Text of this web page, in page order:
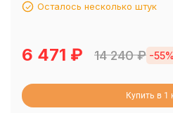
Осталось несколько штук
6 471 ₽ 14 240₽ -55%
Купить в 1